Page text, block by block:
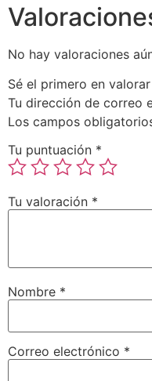
No hay valoraciones
Sé el primero en
Tu dirección de correo
Los campos
Tu puntuación *
Tu valoración *
Nombre *
Correo electrónico *